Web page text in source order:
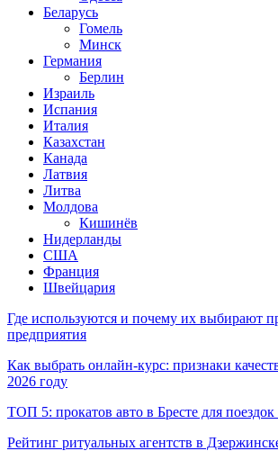
Беларусь
Гомель
Минск
Германия
Берлин
Израиль
Испания
Италия
Казахстан
Канада
Латвия
Литва
Молдова
Кишинёв
Нидерланды
США
Франция
Швейцария
Где используются и почему их выбирают
предприятия
Как выбрать онлайн-курс: признаки
2026 году
ТОП 5: прокатов авто в Бресте для поездок
Рейтинг ритуальных агентств в